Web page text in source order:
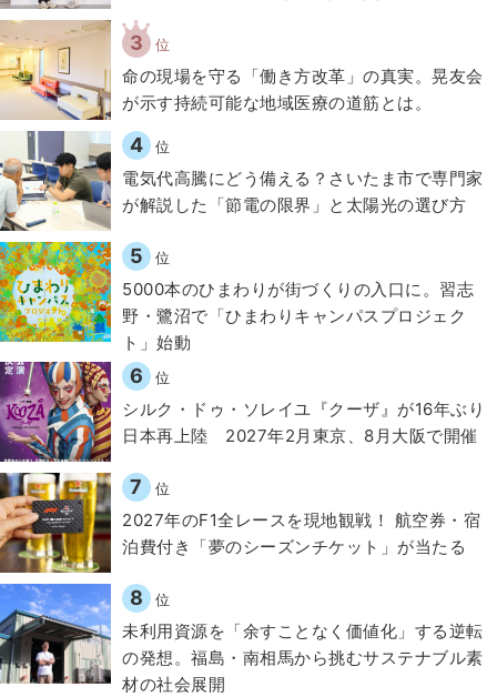
3 位
​命の現場を守る「働き方改革」の真実。晃友会
が示す持続可能な地域医療の道筋とは。
4 位
電気代高騰にどう備える？さいたま市で専門家
が解説した「節電の限界」と太陽光の選び方
5 位
5000本のひまわりが街づくりの入口に。習志
野・鷺沼で「ひまわりキャンパスプロジェク
ト」始動
6 位
シルク・ドゥ・ソレイユ『クーザ』が16年ぶり
日本再上陸 2027年2月東京、8月大阪で開催
7 位
2027年のF1全レースを現地観戦！ 航空券・宿
泊費付き「夢のシーズンチケット」が当たる
8 位
​​未利用資源を「余すことなく価値化」する逆転
の発想。福島・南相馬から挑むサステナブル素
材の社会展開​